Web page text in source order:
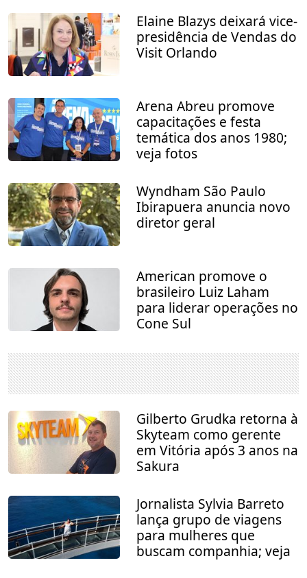
Elaine Blazys deixará vice-
presidência de Vendas do
Visit Orlando
Arena Abreu promove
capacitações e festa
temática dos anos 1980;
veja fotos
Wyndham São Paulo
Ibirapuera anuncia novo
diretor geral
American promove o
brasileiro Luiz Laham
para liderar operações no
Cone Sul
Gilberto Grudka retorna à
Skyteam como gerente
em Vitória após 3 anos na
Sakura
Jornalista Sylvia Barreto
lança grupo de viagens
para mulheres que
buscam companhia; veja